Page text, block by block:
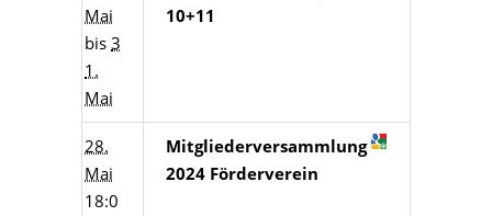
Mai
bis 3
1.
Mai
10+11
28.
Mai
18:0
Mitgliederversammlung
2024 Förderverein